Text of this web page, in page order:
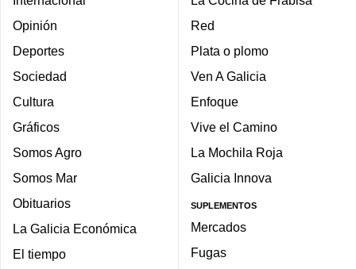
Opinión
Deportes
Sociedad
Cultura
Gráficos
Somos Agro
Somos Mar
Obituarios
La Galicia Económica
El tiempo
Red
Plata o plomo
Ven A Galicia
Enfoque
Vive el Camino
La Mochila Roja
Galicia Innova
SUPLEMENTOS
Mercados
Fugas